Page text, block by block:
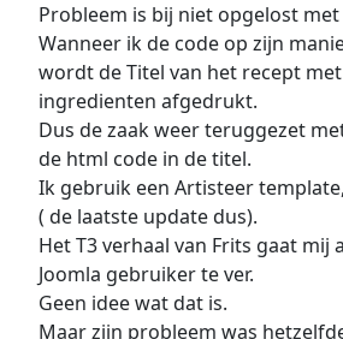
Probleem is bij niet opgelost
Wanneer ik de code op zijn
wordt de Titel van het recept
ingredienten afgedrukt.
Dus de zaak weer teruggezet
de html code in de titel.
Ik gebruik een Artisteer
( de laatste update dus).
Het T3 verhaal van Frits gaat mij
Joomla gebruiker te ver.
Geen idee wat dat is.
Maar zijn probleem was